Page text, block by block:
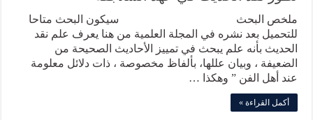
ملخص البحث سيكون البحث متاحا
للتحميل بعد نشره في المجلة العلمية من هنا يعرف علم نقد
الحديث بأنه علم يبحث في تمييز الأحاديث الصحيحة من
الضعيفة ، وبيان عللها، بألفاظ مخصوصة ، ذات دلائل معلومة
عند أهل الفن ” وهكذا …
أكمل القراءة »